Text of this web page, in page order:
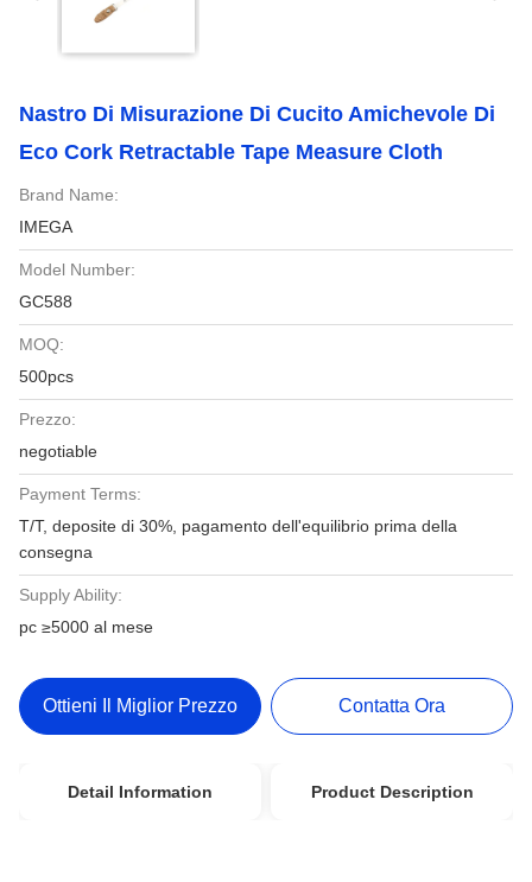
Nastro Di Misurazione Di Cucito Amichevole Di
Eco Cork Retractable Tape Measure Cloth
Brand Name:
IMEGA
Model Number:
GC588
MOQ:
500pcs
Prezzo:
negotiable
Payment Terms:
T/T, deposite di 30%, pagamento dell'equilibrio prima della
consegna
Supply Ability:
pc ≥5000 al mese
Ottieni Il Miglior Prezzo Contatta Ora
Detail Information Product Description